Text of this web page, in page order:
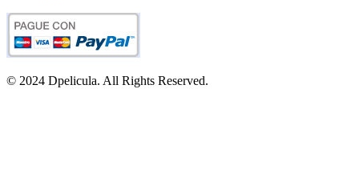
© 2024 Dpelicula. All Rights Reserved.